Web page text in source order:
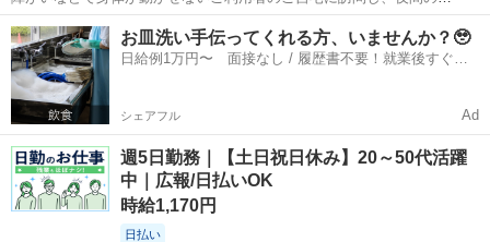
守りケアを行う訪問介護のお仕事です。もちろん直行直帰OK。 【サ
ービス】 訪問介護（夜勤） 【仕事内容】 ご利用者が寝た後の見守り
がメインの訪問介護のお仕事で...
新潟 東蒲原郡 介護
お皿洗い手伝ってくれる方、いませんか？🥹
日給例1万円〜 面接なし / 履歴書不要！就業後すぐに
シェアフル Ad
週5日勤務｜【土日祝日休み】20～50代活躍
中｜広報/日払いOK
時給1,170円
日払い